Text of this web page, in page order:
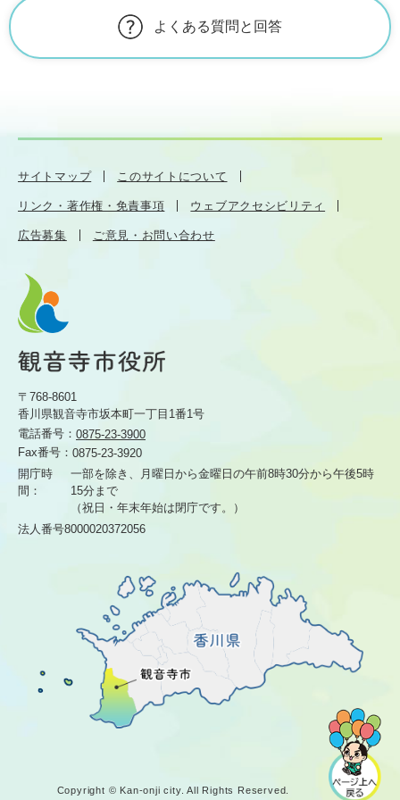
よくある質問と回答
サイトマップ このサイトについて
リンク・著作権・免責事項 ウェブアクセシビリティ
広告募集 ご意見・お問い合わせ
〒768-8601
香川県観音寺市坂本町一丁目1番1号
電話番号： 0875-23-3900
Fax番号： 0875-23-3920
開庁時
間：
一部を除き、月曜日から金曜日の午前8時30分から午後5時
15分まで
（祝日・年末年始は閉庁です。）
法人番号8000020372056
Copyright © Kan-onji city. All Rights Reserved.